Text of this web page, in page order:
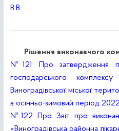
В.В.
Рішення виконавчого
№121 Про затвердження
господарського
Виноградівської міської
в осінньо-зимовий період
№122 Про Звіт про
«Виноградівська районна